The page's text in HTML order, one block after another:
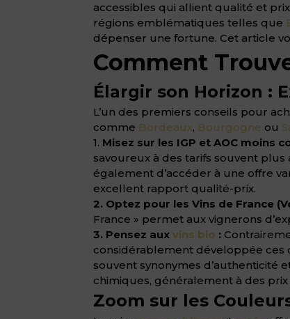
accessibles qui allient qualité et
régions emblématiques telles que
dépenser une fortune. Cet article
Comment
Élargir son Horizon :
L’un des premiers conseils pour
comme Bordeaux, Bourgogne ou
1. Misez sur les IGP et AOC moins
savoureux à des tarifs souvent
également d’accéder à une offre
excellent rapport qualité-prix.
2. Optez pour les Vins de France
France » permet aux vignerons
3. Pensez auxvins bio :
considérablement développée ces
souvent synonymes d’authenticité
chimiques, généralement à des prix
Zoom sur les